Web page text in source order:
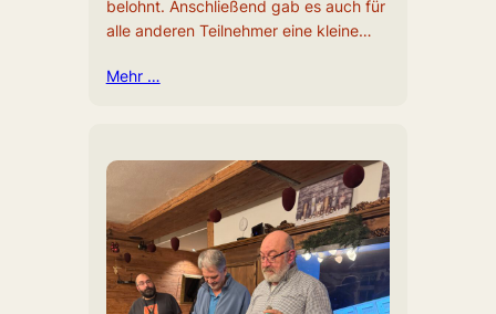
belohnt. Anschließend gab es auch für
alle anderen Teilnehmer eine kleine…
Mehr …